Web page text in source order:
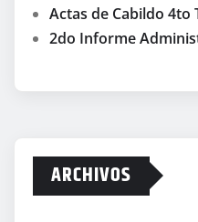
Actas de Cabildo 4to
2do Informe
ARCHIVOS